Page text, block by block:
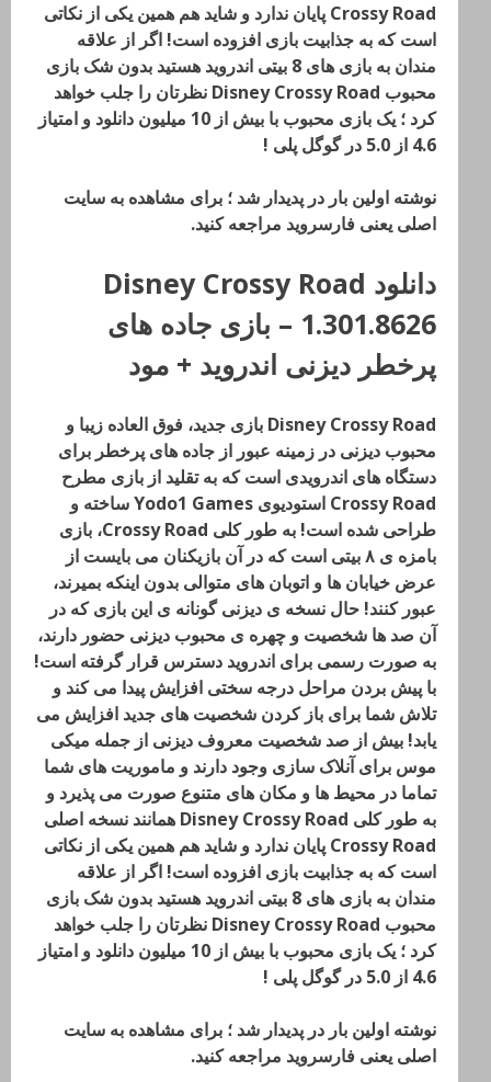
Crossy Road پایان ندارد و شاید هم همین یکی از نکاتی
است که به جذابیت بازی افزوده است! اگر از علاقه
مندان به بازی های 8 بیتی اندروید هستید بدون شک بازی
محبوب Disney Crossy Road نظرتان را جلب خواهد
کرد ؛ یک بازی محبوب با بیش از 10 میلیون دانلود و امتیاز
4.6 از 5.0 در گوگل پلی !
نوشته اولین بار در پدیدار شد ؛ برای مشاهده به سایت
اصلی یعنی فارسروید مراجعه کنید.
دانلود Disney Crossy Road
1.301.8626 – بازی جاده های
پرخطر دیزنی اندروید + مود
Disney Crossy Road بازی جدید، فوق العاده زیبا و
محبوب دیزنی در زمینه عبور از جاده های پرخطر برای
دستگاه های اندرویدی است که به تقلید از بازی مطرح
Crossy Road استودیوی Yodo1 Games ساخته و
طراحی شده است! به طور کلی Crossy Road، بازی
بامزه ی ۸ بیتی است که در آن بازیکنان می بایست از
عرض خیابان ها و اتوبان های متوالی بدون اینکه بمیرند،
عبور کنند! حال نسخه ی دیزنی گونانه ی این بازی که در
آن صد ها شخصیت و چهره ی محبوب دیزنی حضور دارند،
به صورت رسمی برای اندروید دسترس قرار گرفته است!
با پیش بردن مراحل درجه سختی افزایش پیدا می کند و
تلاش شما برای باز کردن شخصیت های جدید افزایش می
یابد! بیش از صد شخصیت معروف دیزنی از جمله میکی
موس برای آنلاک سازی وجود دارند و ماموریت های شما
تماما در محیط ها و مکان های متنوع صورت می پذیرد و
به طور کلی Disney Crossy Road همانند نسخه اصلی
Crossy Road پایان ندارد و شاید هم همین یکی از نکاتی
است که به جذابیت بازی افزوده است! اگر از علاقه
مندان به بازی های 8 بیتی اندروید هستید بدون شک بازی
محبوب Disney Crossy Road نظرتان را جلب خواهد
کرد ؛ یک بازی محبوب با بیش از 10 میلیون دانلود و امتیاز
4.6 از 5.0 در گوگل پلی !
نوشته اولین بار در پدیدار شد ؛ برای مشاهده به سایت
اصلی یعنی فارسروید مراجعه کنید.